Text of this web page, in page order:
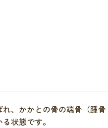
、かかとの骨の端骨（踵骨
状態です。